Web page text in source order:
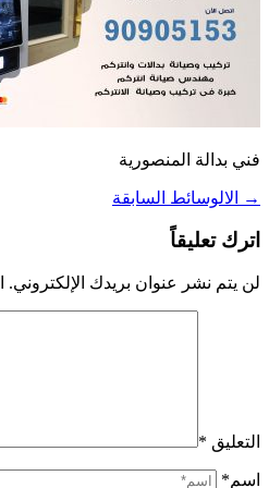
فني بدالة المنصورية
→ الالوسائط السابقة
اترك تعليقاً
لن يتم نشر عنوان بريدك الإلكتروني.
التعليق *
اسم*